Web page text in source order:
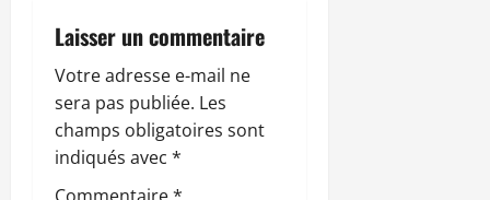
t
i
o
n
Laisser un commentaire
Votre adresse e-mail ne
sera pas publiée. Les
champs obligatoires sont
indiqués avec *
Commentaire*